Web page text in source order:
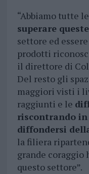
“Abbiamo tutte le
superare
settore ed
prodotti
il direttore di
Del resto gli
maggiori visti i
raggiunti e le
riscontrando
diffondersi
la filiera
grande coraggio
questo settore”.